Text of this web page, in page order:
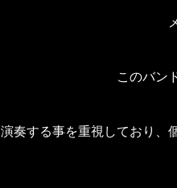
このバン
演奏する事を重視しており、